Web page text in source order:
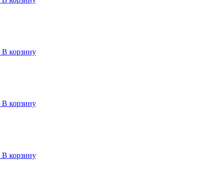
В корзину
В корзину
В корзину